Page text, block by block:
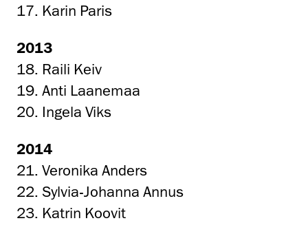
17. Karin Paris
2013
18. Raili Keiv
19. Anti Laanemaa
20. Ingela Viks
2014
21. Veronika Anders
22. Sylvia-Johanna Annus
23. Katrin Koovit